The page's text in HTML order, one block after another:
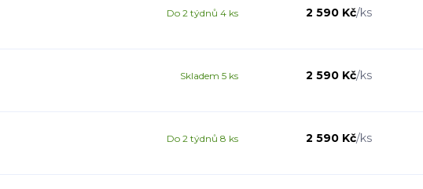
2 590 Kč/ks
Do 2 týdnů 4 ks
2 590 Kč/ks
Skladem 5 ks
2 590 Kč/ks
Do 2 týdnů 8 ks